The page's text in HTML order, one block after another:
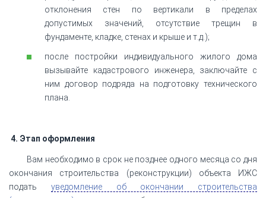
отклонения стен по вертикали в пределах
допустимых значений, отсутствие трещин в
фундаменте, кладке, стенах и крыше и т.д.);
после постройки индивидуального жилого дома
вызывайте кадастрового инженера, заключайте с
ним договор подряда на подготовку технического
плана.
4. Этап оформления
Вам необходимо в срок не позднее одного месяца со дня
окончания строительства (реконструкции) объекта ИЖС
подать уведомление об окончании строительства